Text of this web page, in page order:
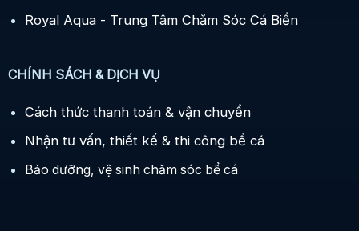
Royal Aqua - Trung Tâm Chăm Sóc Cá Biển
CHÍNH SÁCH & DỊCH VỤ
Cách thức thanh toán & vận chuyển
Nhận tư vấn, thiết kế & thi công bể cá
Bảo dưỡng, vệ sinh chăm sóc bể cá